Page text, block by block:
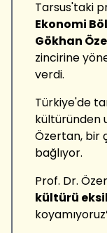
Tarsus'taki
Ekonomi
Gökhan
zincirine
verdi.
Türkiye'de
kültüründen
Özertan, bir
bağlıyor.
Prof. Dr.
kültürü